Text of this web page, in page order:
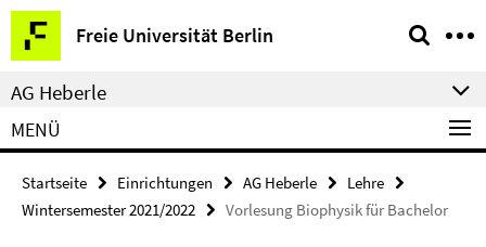
Springe
direkt
zu
Inhalt
Freie Universität Berlin
Service-
Navigation
AG Heberle
MENÜ
Startseite Einrichtungen AG Heberle
Lehre
Wintersemester 2021/2022
Vorlesung Biophysik für Bachelor